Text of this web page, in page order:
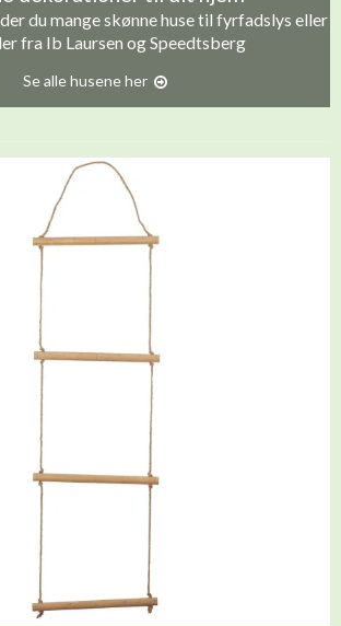
du mange skønne huse til fyrfadslys eller
fra Ib Laursen og Speedtsberg
Se alle husene her